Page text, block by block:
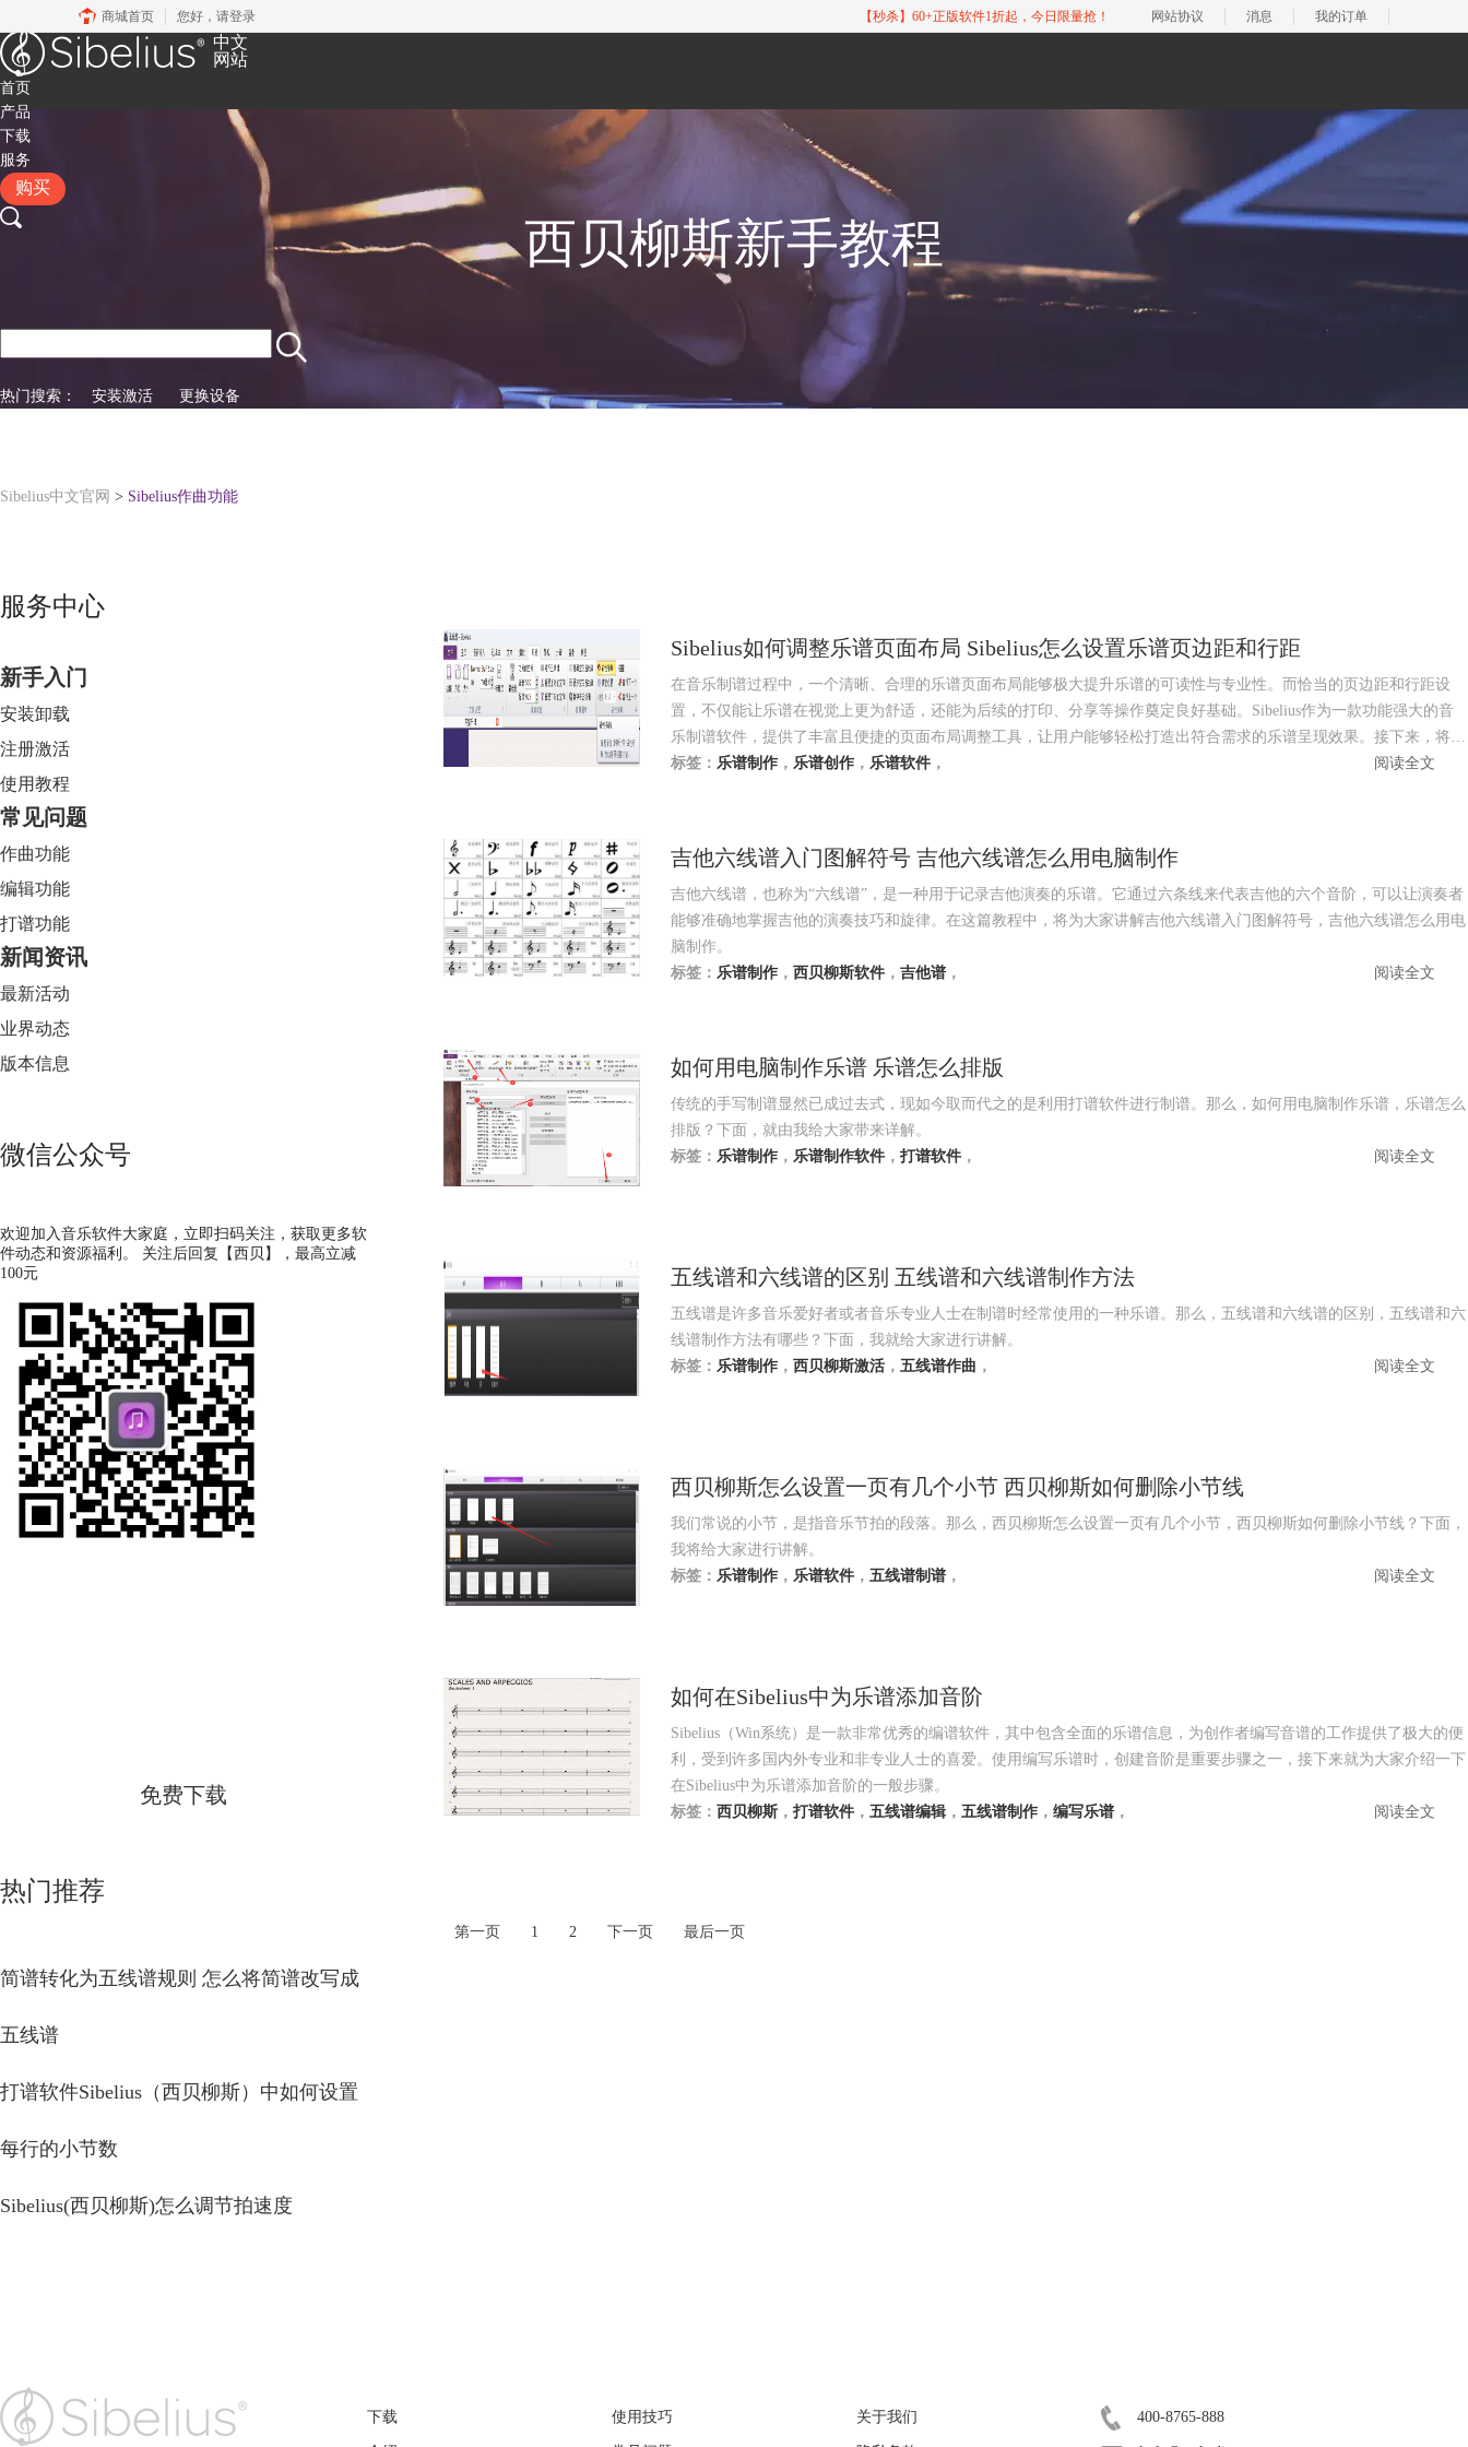
商城首页 您好， 请登录 【秒杀】60+正版软件1折起，今日限量抢！ 网站协议 消息 我的订单
中文
网站
首页
产品
下载
服务
购买
西贝柳斯新手教程
热门搜索： 安装激活 更换设备
Sibelius中文官网 > Sibelius作曲功能
服务中心
新手入门
安装卸载
注册激活
使用教程
常见问题
作曲功能
编辑功能
打谱功能
新闻资讯
最新活动
业界动态
版本信息
微信公众号
欢迎加入音乐软件大家庭，立即扫码关注，获取更多软
件动态和资源福利。 关注后回复【西贝】，最高立减
100元
免费下载
热门推荐
简谱转化为五线谱规则 怎么将简谱改写成
五线谱
打谱软件Sibelius（西贝柳斯）中如何设置
每行的小节数
Sibelius(西贝柳斯)怎么调节拍速度
Sibelius如何调整乐谱页面布局 Sibelius怎么设置乐谱页边距和行距
在音乐制谱过程中，一个清晰、合理的乐谱页面布局能够极大提升乐谱的可读性与专业性。而恰当的页边距和行距设
置，不仅能让乐谱在视觉上更为舒适，还能为后续的打印、分享等操作奠定良好基础。Sibelius作为一款功能强大的音
乐制谱软件，提供了丰富且便捷的页面布局调整工具，让用户能够轻松打造出符合需求的乐谱呈现效果。接下来，将给
大家讲解Sibelius在调整乐谱页面布局，Sibelius设置页边距和行距方面的操作方法。​
标签： 乐谱制作 ， 乐谱创作 ， 乐谱软件 ， 阅读全文
吉他六线谱入门图解符号 吉他六线谱怎么用电脑制作
吉他六线谱，也称为“六线谱”，是一种用于记录吉他演奏的乐谱。它通过六条线来代表吉他的六个音阶，可以让演奏者
能够准确地掌握吉他的演奏技巧和旋律。在这篇教程中，将为大家讲解吉他六线谱入门图解符号，吉他六线谱怎么用电
脑制作。
标签： 乐谱制作 ， 西贝柳斯软件 ， 吉他谱 ， 阅读全文
如何用电脑制作乐谱 乐谱怎么排版
传统的手写制谱显然已成过去式，现如今取而代之的是利用打谱软件进行制谱。那么，如何用电脑制作乐谱，乐谱怎么
排版？下面，就由我给大家带来详解。
标签： 乐谱制作 ， 乐谱制作软件 ， 打谱软件 ， 阅读全文
五线谱和六线谱的区别 五线谱和六线谱制作方法
五线谱是许多音乐爱好者或者音乐专业人士在制谱时经常使用的一种乐谱。那么，五线谱和六线谱的区别，五线谱和六
线谱制作方法有哪些？下面，我就给大家进行讲解。
标签： 乐谱制作 ， 西贝柳斯激活 ， 五线谱作曲 ， 阅读全文
西贝柳斯怎么设置一页有几个小节 西贝柳斯如何删除小节线
我们常说的小节，是指音乐节拍的段落。那么，西贝柳斯怎么设置一页有几个小节，西贝柳斯如何删除小节线？下面，
我将给大家进行讲解。
标签： 乐谱制作 ， 乐谱软件 ， 五线谱制谱 ， 阅读全文
如何在Sibelius中为乐谱添加音阶
Sibelius（Win系统）是一款非常优秀的编谱软件，其中包含全面的乐谱信息，为创作者编写音谱的工作提供了极大的便
利，受到许多国内外专业和非专业人士的喜爱。使用编写乐谱时，创建音阶是重要步骤之一，接下来就为大家介绍一下
在Sibelius中为乐谱添加音阶的一般步骤。
标签： 西贝柳斯 ， 打谱软件 ， 五线谱编辑 ， 五线谱制作 ， 编写乐谱 ， 阅读全文
第一页 1 2 下一页 最后一页
下载 使用技巧 关于我们 400-8765-888